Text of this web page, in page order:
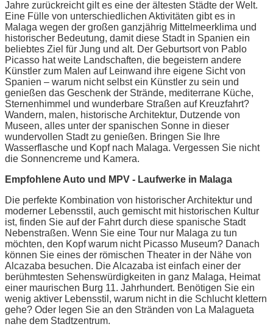
Jahre zurückreicht gilt es eine der ältesten Städte der Welt.
Eine Fülle von unterschiedlichen Aktivitäten gibt es in
Malaga wegen der großen ganzjährig Mittelmeerklima und
historischer Bedeutung, damit diese Stadt in Spanien ein
beliebtes Ziel für Jung und alt. Der Geburtsort von Pablo
Picasso hat weite Landschaften, die begeistern andere
Künstler zum Malen auf Leinwand ihre eigene Sicht von
Spanien – warum nicht selbst ein Künstler zu sein und
genießen das Geschenk der Strände, mediterrane Küche,
Sternenhimmel und wunderbare Straßen auf Kreuzfahrt?
Wandern, malen, historische Architektur, Dutzende von
Museen, alles unter der spanischen Sonne in dieser
wundervollen Stadt zu genießen. Bringen Sie Ihre
Wasserflasche und Kopf nach Malaga. Vergessen Sie nicht
die Sonnencreme und Kamera.
Empfohlene Auto und MPV - Laufwerke in Malaga
Die perfekte Kombination von historischer Architektur und
moderner Lebensstil, auch gemischt mit historischen Kultur
ist, finden Sie auf der Fahrt durch diese spanische Stadt
Nebenstraßen. Wenn Sie eine Tour nur Malaga zu tun
möchten, den Kopf warum nicht Picasso Museum? Danach
können Sie eines der römischen Theater in der Nähe von
Alcazaba besuchen. Die Alcazaba ist einfach einer der
berühmtesten Sehenswürdigkeiten in ganz Malaga, Heimat
einer maurischen Burg 11. Jahrhundert. Benötigen Sie ein
wenig aktiver Lebensstil, warum nicht in die Schlucht klettern
gehe? Oder legen Sie an den Stränden von La Malagueta
nahe dem Stadtzentrum.